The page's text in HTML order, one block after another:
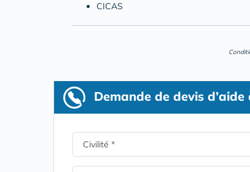
CICAS
Demande de devis